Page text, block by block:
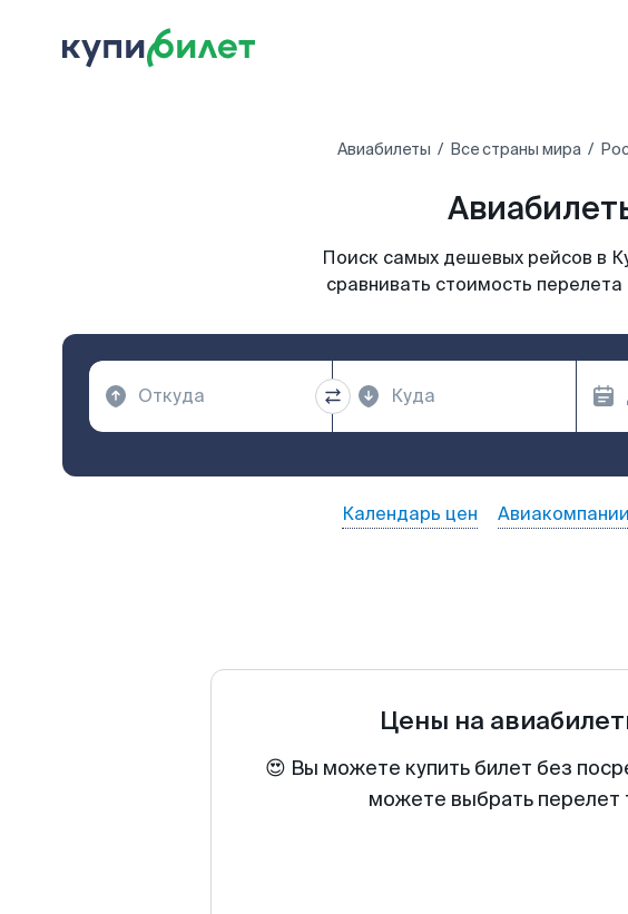
Авиабилеты Все страны мира
Поиск самых дешевых рейсов в
сравнивать стоимость
Календарь цен Авиакомпании
Цены на
😍 Вы можете купить билет без
можете выбрать перелет